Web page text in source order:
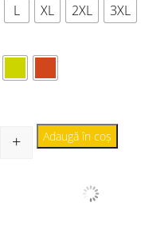
L XL 2XL 3XL
+ Adaugă în coș